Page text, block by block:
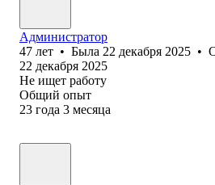
Администратор
47 лет • Была 22 декабря 2025 •
22 декабря 2025
Не ищет работу
Общий опыт
23 года 3 месяца